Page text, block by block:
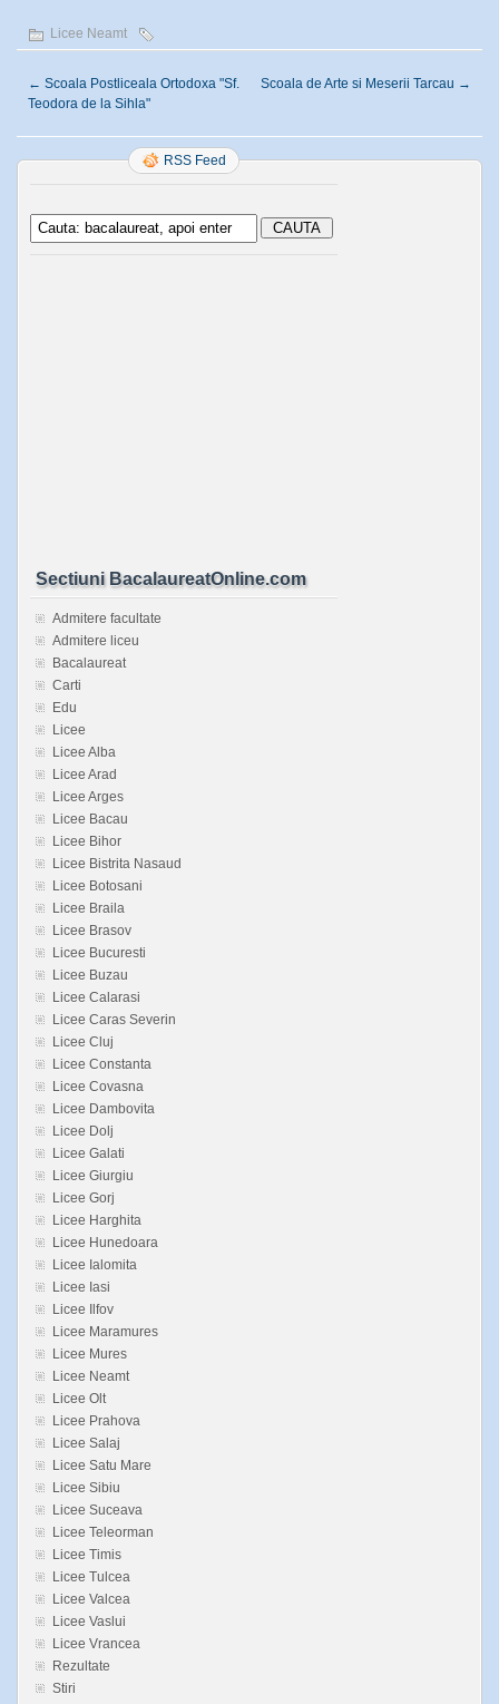
Licee Neamt
← Scoala Postliceala Ortodoxa "Sf.
Teodora de la Sihla"
Scoala de Arte si Meserii Tarcau →
RSS Feed
Sectiuni BacalaureatOnline.com
Admitere facultate
Admitere liceu
Bacalaureat
Carti
Edu
Licee
Licee Alba
Licee Arad
Licee Arges
Licee Bacau
Licee Bihor
Licee Bistrita Nasaud
Licee Botosani
Licee Braila
Licee Brasov
Licee Bucuresti
Licee Buzau
Licee Calarasi
Licee Caras Severin
Licee Cluj
Licee Constanta
Licee Covasna
Licee Dambovita
Licee Dolj
Licee Galati
Licee Giurgiu
Licee Gorj
Licee Harghita
Licee Hunedoara
Licee Ialomita
Licee Iasi
Licee Ilfov
Licee Maramures
Licee Mures
Licee Neamt
Licee Olt
Licee Prahova
Licee Salaj
Licee Satu Mare
Licee Sibiu
Licee Suceava
Licee Teleorman
Licee Timis
Licee Tulcea
Licee Valcea
Licee Vaslui
Licee Vrancea
Rezultate
Stiri